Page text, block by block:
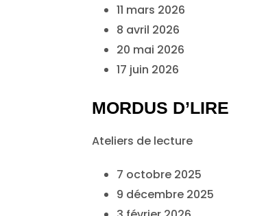
11 mars 2026
8 avril 2026
20 mai 2026
17 juin 2026
MORDUS D’LIRE
Ateliers de lecture
7 octobre 2025
9 décembre 2025